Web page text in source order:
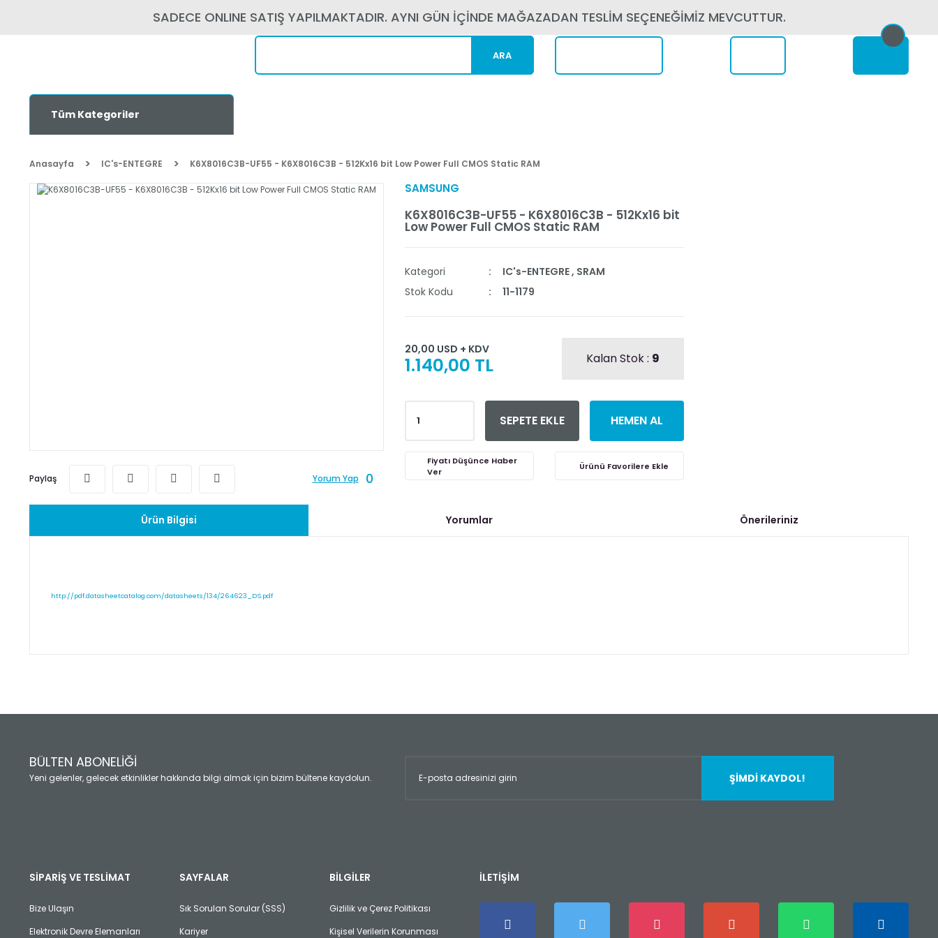
SADECE ONLINE SATIŞ YAPILMAKTADIR. AYNI GÜN İÇİNDE MAĞAZADAN TESLİM SEÇENEĞİMİZ MEVCUTTUR.
ARA
Tüm Kategoriler
Anasayfa IC's-ENTEGRE K6X8016C3B-UF55 - K6X8016C3B - 512Kx16 bit Low Power Full CMOS Static RAM
Paylaş Yorum Yap 0
SAMSUNG
K6X8016C3B-UF55 - K6X8016C3B - 512Kx16 bit
Low Power Full CMOS Static RAM
Kategori IC's-ENTEGRE, SRAM
Stok Kodu
11-1179
20,00 USD + KDV
1.140,00 TL Kalan Stok : 9
SEPETE EKLE HEMEN AL
Fiyatı Düşünce Haber
Ver
Ürün Bilgisi Yorumlar Önerileriniz
http://pdf.datasheetcatalog.com/datasheets/134/264623_DS.pdf
Yorum Yaz
Ürün açıklamasında eksik bilgiler bulunuyor.
Ürün fiyatı diğer sitelerden daha pahalı.
Bu ürüne benzer farklı alternatifler olmalı.
BÜLTEN ABONELİĞİ
Yeni gelenler, gelecek etkinlikler hakkında bilgi almak için bizim bültene kaydolun. ŞİMDİ KAYDOL!
SİPARİŞ VE TESLİMAT
Bize Ulaşın
Elektronik Devre Elemanları
SAYFALAR
Sık Sorulan Sorular (SSS)
Kariyer
BİLGİLER
Gizlilik ve Çerez Politikası
Kişisel Verilerin Korunması
İLETİŞİM